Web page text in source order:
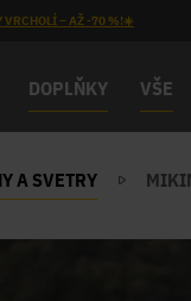
VRCHOLÍ – AŽ -70 %!☀️
DOPLŇKY VŠE
A SVETRY